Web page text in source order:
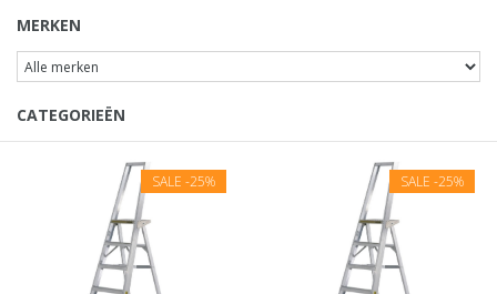
MERKEN
CATEGORIEËN
SALE -25% SALE -25%